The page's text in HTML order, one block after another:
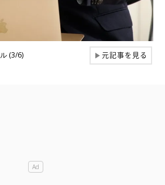
(3/6) ▶元記事を見る